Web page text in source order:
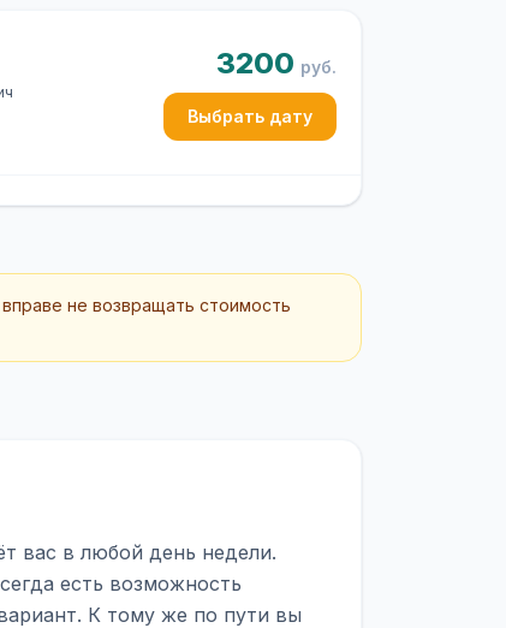
3200 руб.
Выбрать дату
не возвращать стоимость
вас в любой день недели.
есть возможность
К тому же по пути вы